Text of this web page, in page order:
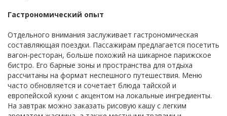
Гастрономический опыт
Отдельного внимания заслуживает гастрономическая
составляющая поездки. Пассажирам предлагается посетить
вагон-ресторан, больше похожий на шикарное парижское
бистро. Его барные зоны и пространства для отдыха
рассчитаны на формат неспешного путешествия. Меню
часто обновляется и сочетает блюда тайской и
европейской кухни с акцентом на локальные ингредиенты.
На завтрак можно заказать рисовую кашу с легким